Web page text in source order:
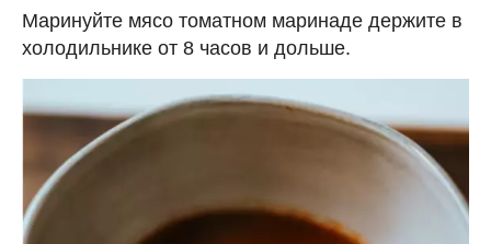
Маринуйте мясо томатном маринаде держите в
холодильнике от 8 часов и дольше.